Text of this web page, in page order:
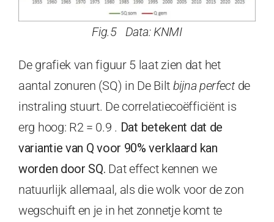
Fig.5 Data: KNMI
De grafiek van figuur 5 laat zien dat het
aantal zonuren (SQ) in De Bilt bijna perfectde
instraling stuurt. De correlatiecoëfficiënt is
erg hoog: R2 = 0.9 . Dat betekent dat de
variantie van Q voor 90% verklaard kan
worden door SQ. Dat effect kennen we
natuurlijk allemaal, als die wolk voor de zon
wegschuift en je in het zonnetje komt te